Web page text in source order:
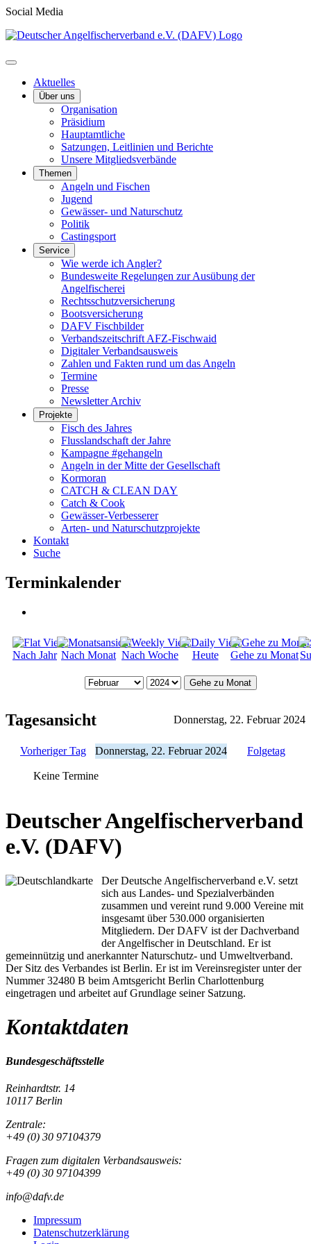
Social Media
Aktuelles
Über uns
Organisation
Präsidium
Hauptamtliche
Satzungen, Leitlinien und Berichte
Unsere Mitgliedsverbände
Themen
Angeln und Fischen
Jugend
Gewässer- und Naturschutz
Politik
Castingsport
Service
Wie werde ich Angler?
Bundesweite Regelungen zur Ausübung der
Angelfischerei
Rechtsschutzversicherung
Bootsversicherung
DAFV Fischbilder
Verbandszeitschrift AFZ-Fischwaid
Digitaler Verbandsausweis
Zahlen und Fakten rund um das Angeln
Termine
Presse
Newsletter Archiv
Projekte
Fisch des Jahres
Flusslandschaft der Jahre
Kampagne #gehangeln
Angeln in der Mitte der Gesellschaft
Kormoran
CATCH & CLEAN DAY
Catch & Cook
Gewässer-Verbesserer
Arten- und Naturschutzprojekte
Kontakt
Suche
Terminkalender
Nach Jahr Nach Monat Nach Woche Heute Gehe zu Monat
Gehe zu Monat
Tagesansicht Donnerstag, 22. Februar 2024
Vorheriger Tag Donnerstag, 22. Februar 2024 Folgetag
Keine Termine
Deutscher Angelfischerverband
e.V. (DAFV)
Der Deutsche Angelfischerverband e.V. setzt
sich aus Landes- und Spezialverbänden
zusammen und vereint rund 9.000 Vereine mit
insgesamt über 530.000 organisierten
Mitgliedern. Der DAFV ist der Dachverband
der Angelfischer in Deutschland. Er ist
gemeinnützig und anerkannter Naturschutz- und Umweltverband.
Der Sitz des Verbandes ist Berlin. Er ist im Vereinsregister unter der
Nummer 32480 B beim Amtsgericht Berlin Charlottenburg
eingetragen und arbeitet auf Grundlage seiner Satzung.
Kontaktdaten
Bundesgeschäftsstelle
Reinhardtstr. 14
10117 Berlin
Zentrale:
+49 (0) 30 97104379
Fragen zum digitalen Verbandsausweis:
+49 (0) 30 97104399
info@dafv.de
Impressum
Datenschutzerklärung